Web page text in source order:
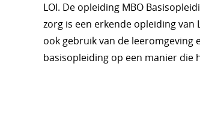
LOI. De opleiding MBO
zorg is een erkende opleiding van
ook gebruik van de leeromgeving
basisopleiding op een manier die